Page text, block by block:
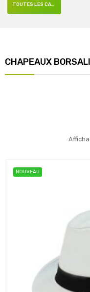
TOUTES LES CATÉGORIES
CHAPEAUX
NOUVEAU